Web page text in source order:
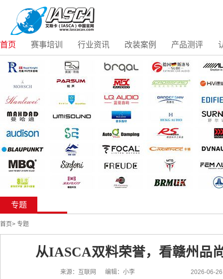
首页 赛事培训 行业资讯 改装案例 产品测评
专题
首页> 专题
从IASCA双料荣誉，看赣州品
来源：互联网 编辑：小李 2026-06-